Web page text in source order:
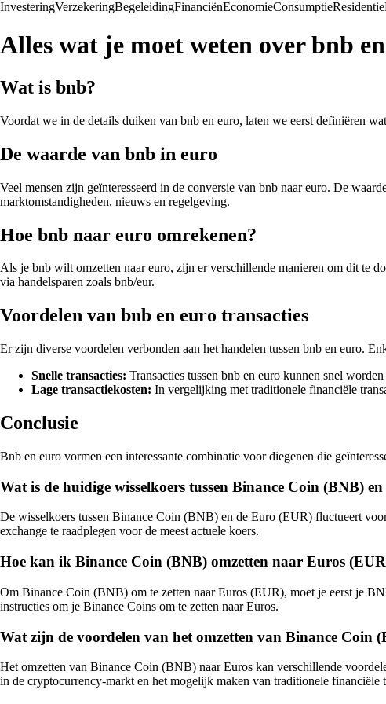
InvesteringVerzekeringBegeleidingFinanciënEconomieConsumptieResidentie
Alles wat je moet weten over bnb
Wat is bnb?
Voordat we in de details duiken van bnb en euro, laten we eerst definiëren
De waarde van bnb in euro
Veel mensen zijn geïnteresseerd in de conversie van bnb naar euro. De
marktomstandigheden, nieuws en regelgeving.
Hoe bnb naar euro omrekenen?
Als je bnb wilt omzetten naar euro, zijn er verschillende manieren om dit te
via handelsparen zoals bnb/eur.
Voordelen van bnb en euro transacties
Er zijn diverse voordelen verbonden aan het handelen tussen bnb en euro.
Snelle transacties: Transacties tussen bnb en euro kunnen snel
Lage transactiekosten: In vergelijking met traditionele financiële
Conclusie
Bnb en euro vormen een interessante combinatie voor diegenen die
Wat is de huidige wisselkoers tussen Binance Coin (BNB)
De wisselkoers tussen Binance Coin (BNB) en de Euro (EUR) fluctueert
exchange te raadplegen voor de meest actuele koers.
Hoe kan ik Binance Coin (BNB) omzetten naar Euros
Om Binance Coin (BNB) om te zetten naar Euros (EUR), moet je eerst je
instructies om je Binance Coins om te zetten naar Euros.
Wat zijn de voordelen van het omzetten van Binance Coin
Het omzetten van Binance Coin (BNB) naar Euros kan verschillende
in de cryptocurrency-markt en het mogelijk maken van traditionele financiële